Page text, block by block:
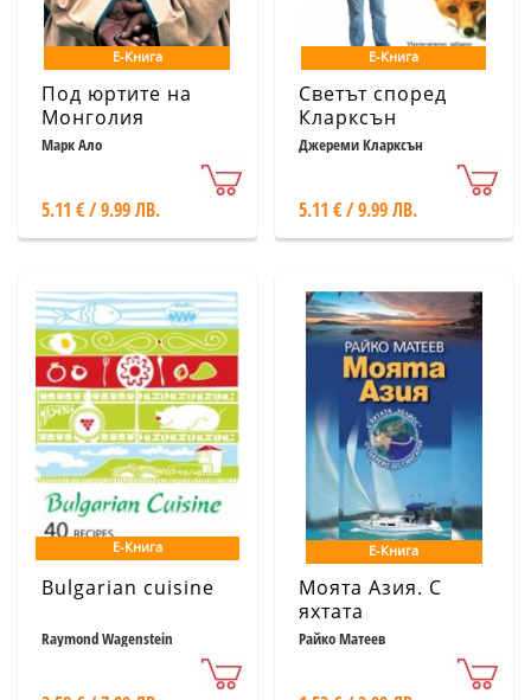
Е-Книга
Под юртите на
Монголия
Марк Ало
5.11 € / 9.99 ЛВ.
Е-Книга
Светът според
Кларксън
Джереми Кларксън
5.11 € / 9.99 ЛВ.
Е-Книга
Bulgarian cuisine
Raymond Wagenstein
Е-Книга
Моята Азия. С
яхтата
Райко Матеев